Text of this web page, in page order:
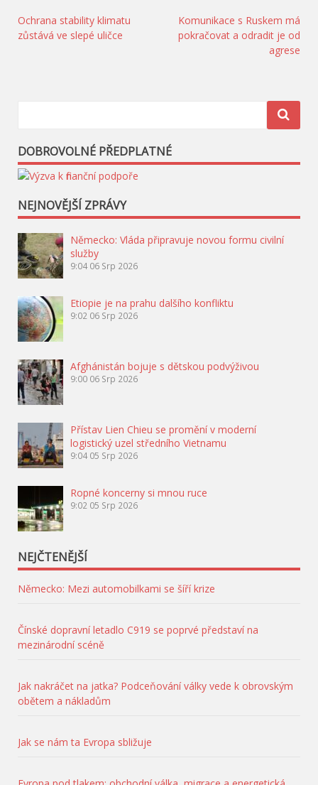
Navigace
pro
Ochrana stability klimatu
zůstává ve slepé uličce
Komunikace s Ruskem má
pokračovat a odradit je od
agrese
DOBROVOLNÉ PŘEDPLATNÉ
NEJNOVĚJŠÍ ZPRÁVY
Německo: Vláda připravuje novou formu civilní
služby
9:04 06 Srp 2026
Etiopie je na prahu dalšího konfliktu
9:02 06 Srp 2026
Afghánistán bojuje s dětskou podvýživou
9:00 06 Srp 2026
Přístav Lien Chieu se promění v moderní
logistický uzel středního Vietnamu
9:04 05 Srp 2026
Ropné koncerny si mnou ruce
9:02 05 Srp 2026
NEJČTENĚJŠÍ
Německo: Mezi automobilkami se šíří krize
Čínské dopravní letadlo C919 se poprvé představí na
mezinárodní scéně
Jak nakráčet na jatka? Podceňování války vede k obrovským
obětem a nákladům
Jak se nám ta Evropa sbližuje